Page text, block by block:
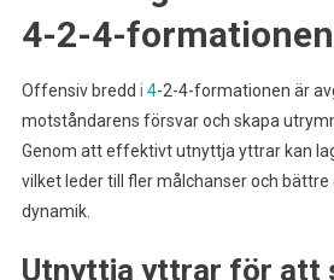
4-2-4-
Offensiv bredd i 4-2-4-formationen är
motståndarens försvar och skapa
Genom att effektivt utnyttja yttrar kan
vilket leder till fler målchanser och
dynamik.
Utnyttja yttrar för att